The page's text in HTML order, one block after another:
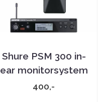
Shure PSM 300 in-
ear monitorsystem
400,-